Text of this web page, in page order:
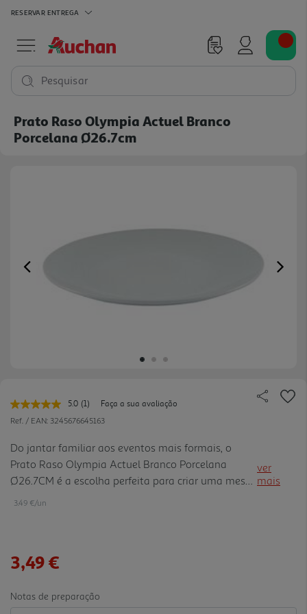
RESERVAR ENTREGA
Pesquisar
Prato Raso Olympia Actuel Branco
Porcelana Ø26.7cm
Previous
5.0 Leu
uma
Link
para
a
mesma
página.
(1)
Faça a sua avaliação
Ref. / EAN: 3245676645163
Do jantar familiar aos eventos mais formais, o
Prato Raso Olympia Actuel Branco Porcelana
Ø26.7CM é a escolha perfeita para criar uma mesa
que reflete sua apreciação pelo estilo e pela
se adapta a qualquer ocasião. Feito em porcelana
cada detalhe. O Prato Raso Olympia Actuel Branco
ver
mais
3.49 €/un
3,49 €
Notas de preparação